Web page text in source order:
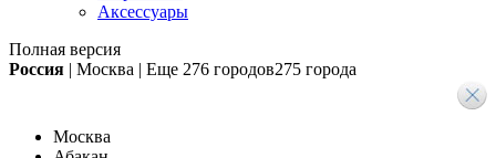
Аксессуары
Полная версия
Россия | Москва | Еще 276 городов275 города
Москва